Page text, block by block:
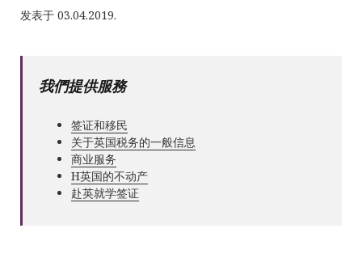
发表于 03.04.2019.
我們提供服務
签证和移民
关于英国税务的一般信息
商业服务
Н英国的不动产
赴英就学签证